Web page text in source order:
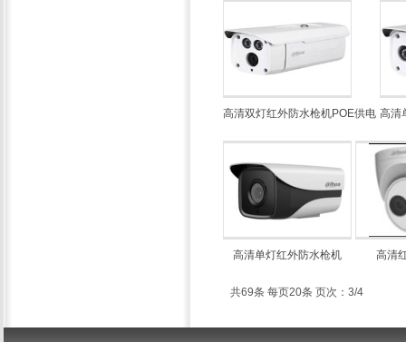
高清双灯红外防水枪机POE供电 高清
高清单灯红外防水枪机 高清
共69条 每页20条 页次：3/4